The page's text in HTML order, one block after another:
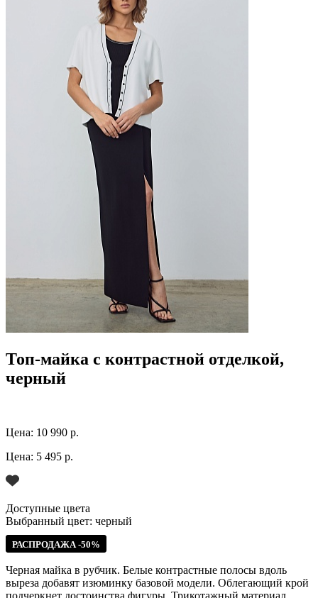
Топ-майка с контрастной отделкой,
черный
Цена: 10 990 р.
Цена: 5 495 р.
Доступные цвета
Выбранный цвет: черный
РАСПРОДАЖА -50%
Черная майка в рубчик. Белые контрастные полосы вдоль
выреза добавят изюминку базовой модели. Облегающий крой
подчеркнет достоинства фигуры. Трикотажный материал